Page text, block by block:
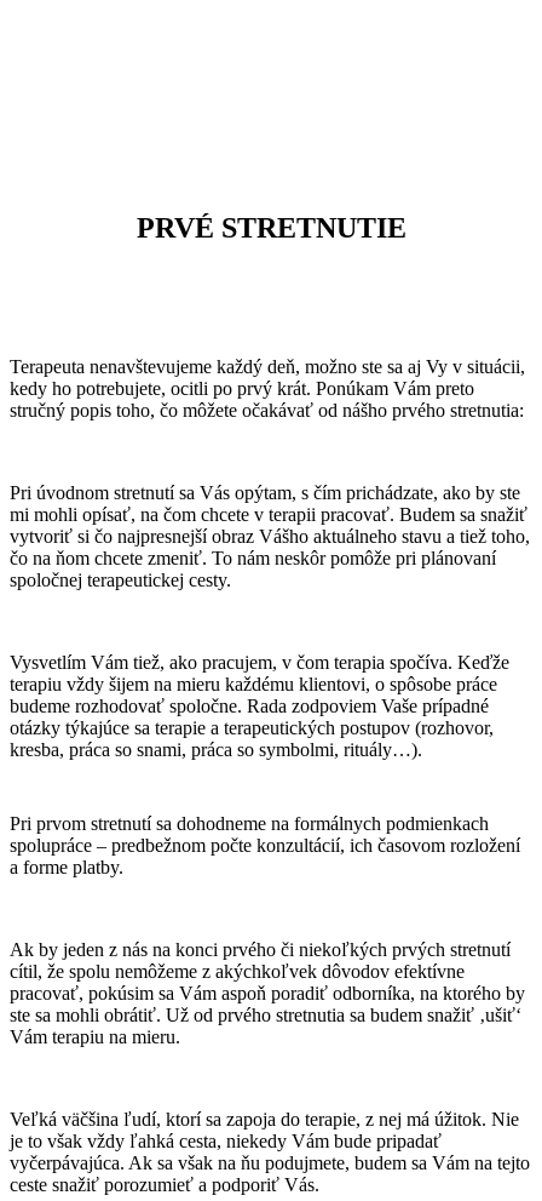
PRVÉ STRETNUTIE
Terapeuta nenavštevujeme každý deň, možno ste sa aj Vy v situácii,
kedy ho potrebujete, ocitli po prvý krát. Ponúkam Vám preto
stručný popis toho, čo môžete očakávať od nášho prvého stretnutia:
Pri úvodnom stretnutí sa Vás opýtam, s čím prichádzate, ako by ste
mi mohli opísať, na čom chcete v terapii pracovať. Budem sa snažiť
vytvoriť si čo najpresnejší obraz Vášho aktuálneho stavu a tiež toho,
čo na ňom chcete zmeniť. To nám neskôr pomôže pri plánovaní
spoločnej terapeutickej cesty.
Vysvetlím Vám tiež, ako pracujem, v čom terapia spočíva. Keďže
terapiu vždy šijem na mieru každému klientovi, o spôsobe práce
budeme rozhodovať spoločne. Rada zodpoviem Vaše prípadné
otázky týkajúce sa terapie a terapeutických postupov (rozhovor,
kresba, práca so snami, práca so symbolmi, rituály…).
Pri prvom stretnutí sa dohodneme na formálnych podmienkach
spolupráce – predbežnom počte konzultácií, ich časovom rozložení
a forme platby.
Ak by jeden z nás na konci prvého či niekoľkých prvých stretnutí
cítil, že spolu nemôžeme z akýchkoľvek dôvodov efektívne
pracovať, pokúsim sa Vám aspoň poradiť odborníka, na ktorého by
ste sa mohli obrátiť. Už od prvého stretnutia sa budem snažiť ‚ušiť‘
Vám terapiu na mieru.
Veľká väčšina ľudí, ktorí sa zapoja do terapie, z nej má úžitok. Nie
je to však vždy ľahká cesta, niekedy Vám bude pripadať
vyčerpávajúca. Ak sa však na ňu podujmete, budem sa Vám na tejto
ceste snažiť porozumieť a podporiť Vás.